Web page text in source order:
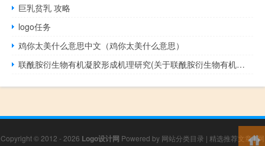
巨乳贫乳 攻略
logo任务
鸡你太美什么意思中文（鸡你太美什么意思）
联酰胺衍生物有机凝胶形成机理研究(关于联酰胺衍生物有机凝胶形成机理研究简述)
Copyright © 2012 - 2026 Logo设计网 Powered by 网站分类目录 | 精选推荐文章|网